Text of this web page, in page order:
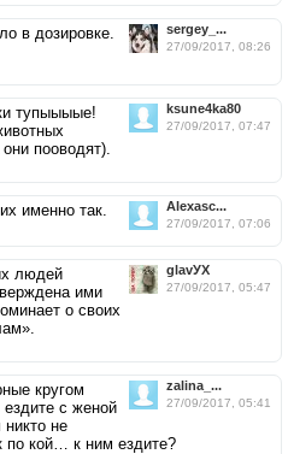
sergey_...
27/09/2017, 08:26
в дозировке.
ksune4ka80
27/09/2017, 07:47
тупыыыые!
пооводят).
Alexasc...
27/09/2017, 07:06
именно так.
glavУХ
27/09/2017, 05:47
людей
ими
о своих
zalina_...
27/09/2017, 05:41
кругом
с женой
не
по кой… к ним ездите?